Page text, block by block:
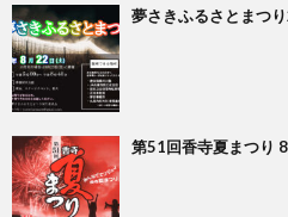
夢さきふるさとまつ
第51回香寺夏まつり